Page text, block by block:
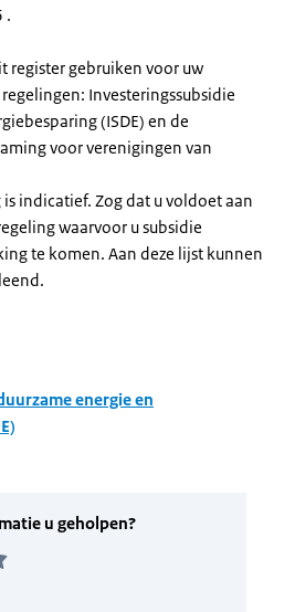
.
register gebruiken voor uw
Investeringssubsidie
(ISDE) en de
voor verenigingen van
indicatief. Zog dat u voldoet aan
waarvoor u subsidie
te komen. Aan deze lijst kunnen
energie en